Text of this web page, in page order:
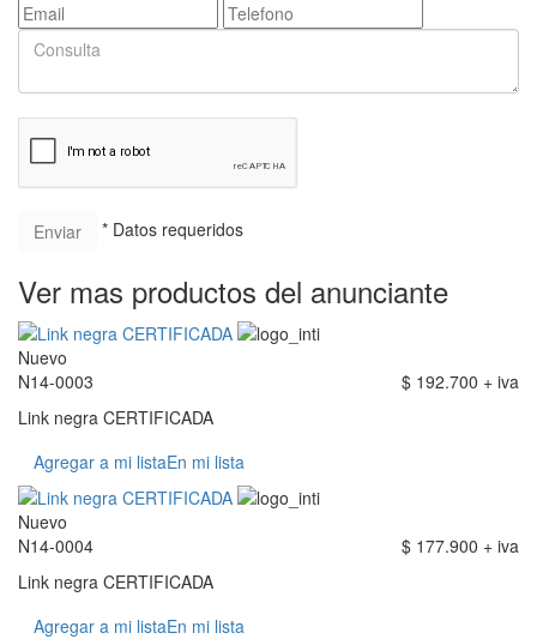
* Datos requeridos
Ver mas productos del anunciante
Nuevo
N14-0003
$ 192.700 + iva
Link negra CERTIFICADA
Agregar a mi listaEn mi lista
Nuevo
N14-0004
$ 177.900 + iva
Link negra CERTIFICADA
Agregar a mi listaEn mi lista